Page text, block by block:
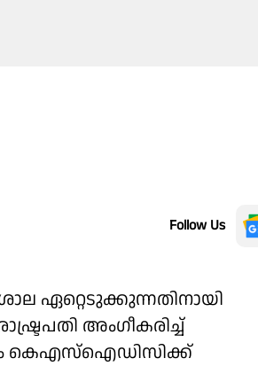
Follow Us
ഏറ്റെടുക്കുന്നതിനായി
അംഗീകരിച്ച്
കെഎസ്ഐഡിസിക്ക്